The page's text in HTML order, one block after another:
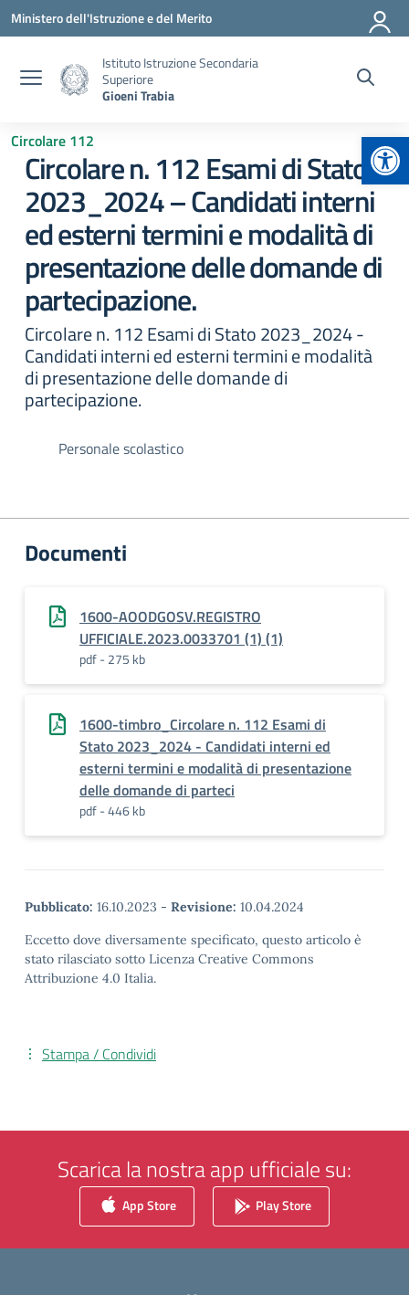
Vai ai contenuti
Vai al menu di navigazione
Vai al footer
Ministero dell'Istruzione e del Merito
Istituto Istruzione Secondaria
Superiore
Gioeni Trabia
Circolare 112
Circolare n. 112 Esami di Stato
2023_2024 – Candidati interni
ed esterni termini e modalità di
presentazione delle domande di
partecipazione.
Circolare n. 112 Esami di Stato 2023_2024 -
Candidati interni ed esterni termini e modalità
di presentazione delle domande di
partecipazione.
Personale scolastico
Documenti
1600-AOODGOSV.REGISTRO
UFFICIALE.2023.0033701 (1) (1)
pdf - 275 kb
1600-timbro_Circolare n. 112 Esami di
Stato 2023_2024 - Candidati interni ed
esterni termini e modalità di presentazione
delle domande di parteci
pdf - 446 kb
Pubblicato: 16.10.2023 - Revisione: 10.04.2024
Eccetto dove diversamente specificato, questo articolo è
stato rilasciato sotto Licenza Creative Commons
Attribuzione 4.0 Italia.
Stampa / Condividi
Scarica la nostra app ufficiale su:
App Store Play Store